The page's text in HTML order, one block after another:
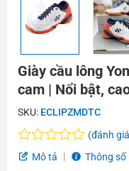
Giày cầu lông
cam | Nổi bật,
SKU: ECLIPZMDTC
Được
(đánh
Mô tả
Thông số